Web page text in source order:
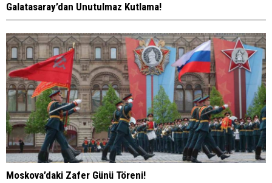
Galatasaray’dan Unutulmaz Kutlama!
Moskova’daki Zafer Günü Töreni!